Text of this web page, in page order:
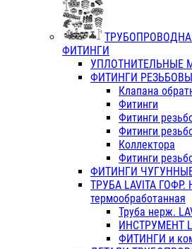
ФИТИНГИ
УПЛОТНИТЕЛЬНЫЕ
ФИТИНГИ
Клапана
Фитинги
Фитинги
Фитинги
Коллектора
Фитинги
ФИТИНГИ
ТРУБА LAVITA
термообработанная
Труба нерж.
ИНСТРУМЕНТ
ФИТИНГИ и